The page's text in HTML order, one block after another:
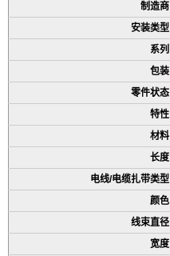
制造商
安装类型
系列
包装
零件状态
特性
材料
长度
电线/电缆扎带类型
颜色
线束直径
宽度